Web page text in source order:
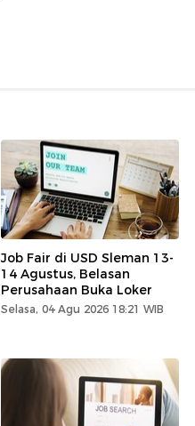
Job Fair di USD Sleman 13-
14 Agustus, Belasan
Perusahaan Buka Loker
Selasa, 04 Agu 2026 18:21 WIB